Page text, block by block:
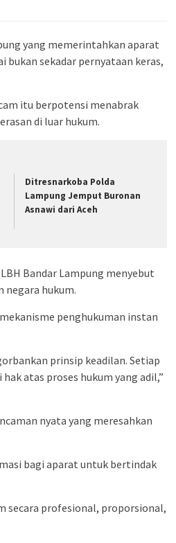
yang memerintahkan aparat
sekadar pernyataan keras,
itu berpotensi menabrak
di luar hukum.
Ditresnarkoba Polda
Lampung Jemput Buronan
Asnawi dari Aceh
Bandar Lampung menyebut
negara hukum.
penghukuman instan
prinsip keadilan. Setiap
atas proses hukum yang adil,”
nyata yang meresahkan
bagi aparat untuk bertindak
secara profesional, proporsional,